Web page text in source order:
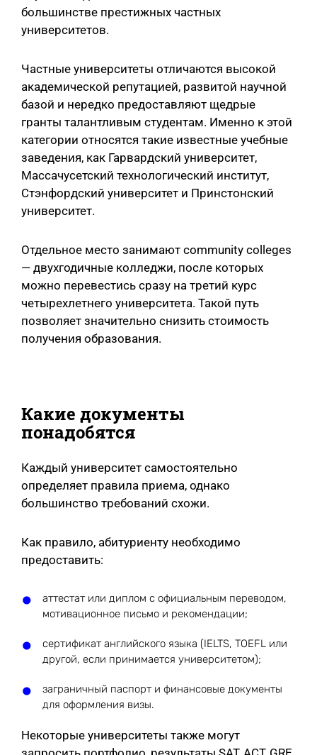
большинстве престижных частных
университетов.
Частные университеты отличаются высокой
академической репутацией, развитой научной
базой и нередко предоставляют щедрые
гранты талантливым студентам. Именно к этой
категории относятся такие известные учебные
заведения, как Гарвардский университет,
Массачусетский технологический институт,
Стэнфордский университет и Принстонский
университет.
Отдельное место занимают community colleges
— двухгодичные колледжи, после которых
можно перевестись сразу на третий курс
четырехлетнего университета. Такой путь
позволяет значительно снизить стоимость
получения образования.
Какие документы
понадобятся
Каждый университет самостоятельно
определяет правила приема, однако
большинство требований схожи.
Как правило, абитуриенту необходимо
предоставить:
аттестат или диплом с официальным переводом,
мотивационное письмо и рекомендации;
сертификат английского языка (IELTS, TOEFL или
другой, если принимается университетом);
заграничный паспорт и финансовые документы
для оформления визы.
Некоторые университеты также могут